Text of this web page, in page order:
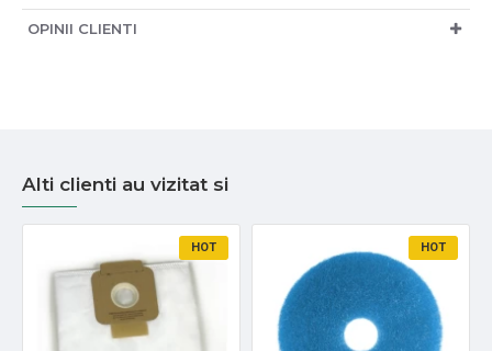
OPINII CLIENTI
Alti clienti au vizitat si
HOT HOT